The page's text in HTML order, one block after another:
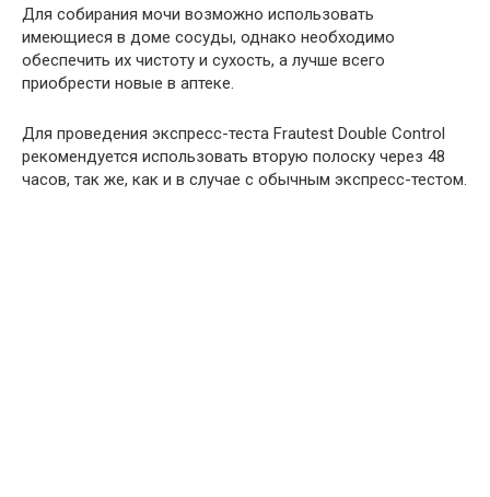
Для собирания мочи возможно использовать
имеющиеся в доме сосуды, однако необходимо
обеспечить их чистоту и сухость, а лучше всего
приобрести новые в аптеке.
Для проведения экспресс-теста Frautest Double Control
рекомендуется использовать вторую полоску через 48
часов, так же, как и в случае с обычным экспресс-тестом.